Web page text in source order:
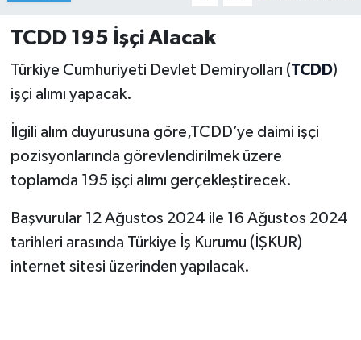
TCDD 195 İşçi Alacak
Türkiye Cumhuriyeti Devlet Demiryolları (TCDD)
işçi alımı yapacak.
İlgili alım duyurusuna göre,TCDD’ye daimi işçi
pozisyonlarında görevlendirilmek üzere
toplamda 195 işçi alımı gerçekleştirecek.
Başvurular 12 Ağustos 2024 ile 16 Ağustos 2024
tarihleri arasında Türkiye İş Kurumu (İŞKUR)
internet sitesi üzerinden yapılacak.